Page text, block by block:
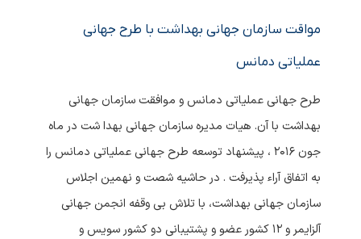
مواقت سازمان جهانی بهداشت با طرح جهانی
عملیاتی دمانس
طرح جهانی عملیاتی دمانس و موافقت سازمان جهانی
بهداشت با آن. هیات مدیره سازمان جهانی بهدا شت در ماه
جون ۲۰۱۶ ، پیشنهاد توسعه طرح جهانی عملیاتی دمانس را
به اتفاق آراء پذیرفت . در حاشیه شصت و نهمین اجلاس
سازمان جهانی بهداشت، با تلاش بی وقفه انجمن جهانی
آلزایمر و ۱۲ کشور عضو و پشتیبانی دو کشور سویس و